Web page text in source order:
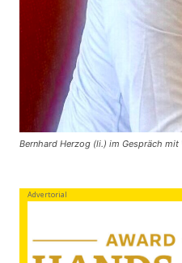
Bernhard Herzog (li.) im Gespräch
Advertorial